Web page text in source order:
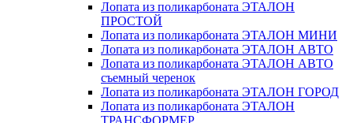
Лопата из поликарбоната ЭТАЛОН
ПРОСТОЙ
Лопата из поликарбоната ЭТАЛОН МИНИ
Лопата из поликарбоната ЭТАЛОН АВТО
Лопата из поликарбоната ЭТАЛОН АВТО
съемный черенок
Лопата из поликарбоната ЭТАЛОН ГОРОД
Лопата из поликарбоната ЭТАЛОН
ТРАНСФОРМЕР